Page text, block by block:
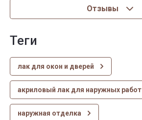
Отзывы
теги
лак для окон и дверей
акриловый лак для наружных работ
наружная отделка